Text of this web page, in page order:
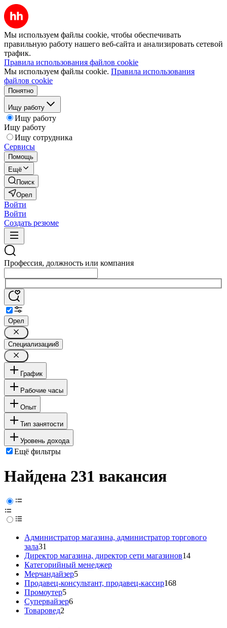
Мы используем файлы cookie, чтобы обеспечивать
правильную работу нашего веб-сайта и анализировать сетевой
трафик.
Правила использования файлов cookie
Мы используем файлы cookie. Правила использования
файлов cookie
Понятно
Ищу работу
Ищу работу
Ищу работу
Ищу сотрудника
Сервисы
Помощь
Ещё
Поиск
Орел
Войти
Войти
Создать резюме
Профессия, должность или компания
Орел
Специализации8
График
Рабочие часы
Опыт
Тип занятости
Уровень дохода
Ещё фильтры
Найдена 231 вакансия
Администратор магазина, администратор торгового
зала31
Директор магазина, директор сети магазинов14
Категорийный менеджер
Мерчандайзер5
Продавец-консультант, продавец-кассир168
Промоутер5
Супервайзер6
Товаровед2